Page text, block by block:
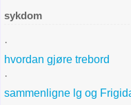
sykdom
·
hvordan gjøre trebord
·
sammenligne lg og